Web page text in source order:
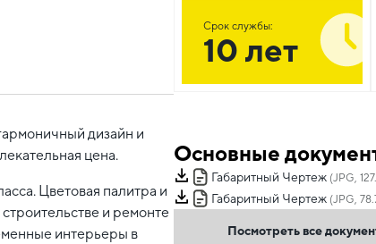
дизайн и
цена.
Цветовая палитра и
и ремонте
интерьеры в
Срок службы:
10 лет
Основные
Габаритный Чертеж (JPG,
Габаритный Чертеж (JPG,
Посмотреть все